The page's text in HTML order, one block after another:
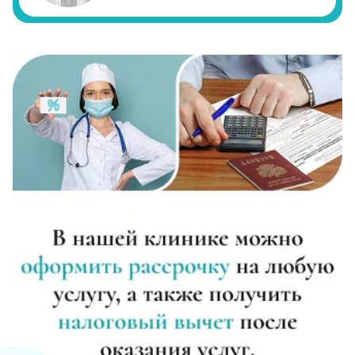
от 28 450 ₽ Записаться
Наркологический центр
от 1 250 ₽ Записаться
Принудительная реабилитация
Программы реабилитации (сутки)
от 1 650 ₽ Записаться
Вшивание от наркозависимости (Налтрексон)
Записаться